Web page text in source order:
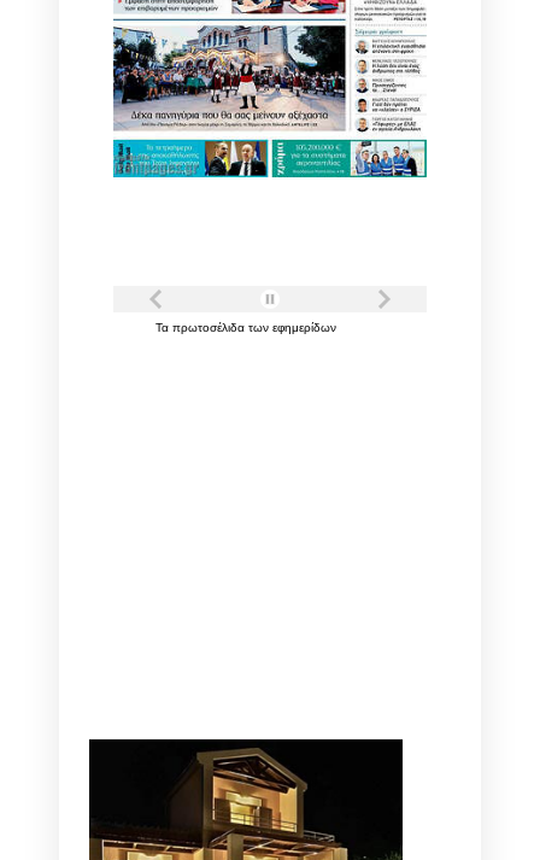
Τα πρωτοσέλιδα των εφημερίδων